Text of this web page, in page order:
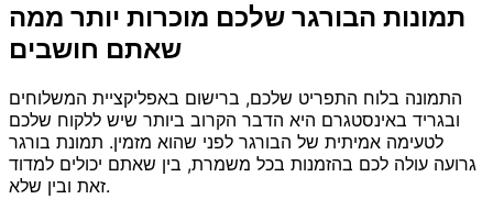
תמונות הבורגר שלכם מוכרות יותר ממה
שאתם חושבים
התמונה בלוח התפריט שלכם, ברישום באפליקציית המשלוחים
ובגריד באינסטגרם היא הדבר הקרוב ביותר שיש ללקוח שלכם
לטעימה אמיתית של הבורגר לפני שהוא מזמין. תמונת בורגר
גרועה עולה לכם בהזמנות בכל משמרת, בין שאתם יכולים למדוד
זאת ובין שלא.